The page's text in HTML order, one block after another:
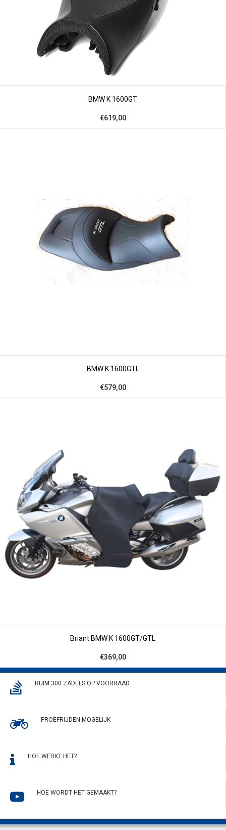
BMW K 1600GT
€619,00
BMW K 1600GTL
€579,00
Briant BMW K 1600GT/GTL
€369,00
RUIM 300 ZADELS OP VOORRAAD
PROEFRIJDEN MOGELIJK
HOE WERKT HET?
HOE WORDT HET GEMAAKT?